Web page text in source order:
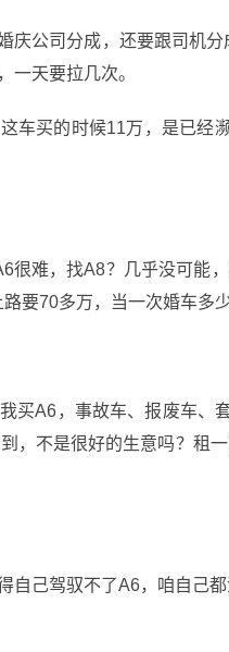
庆公司分成，还要跟司机
一天要拉几次。
车买的时候11万，是已经
很难，找A8？几乎没可能
要70多万，当一次婚车多少
买A6，事故车、报废车、
，不是很好的生意吗？租
自己驾驭不了A6，咱自己